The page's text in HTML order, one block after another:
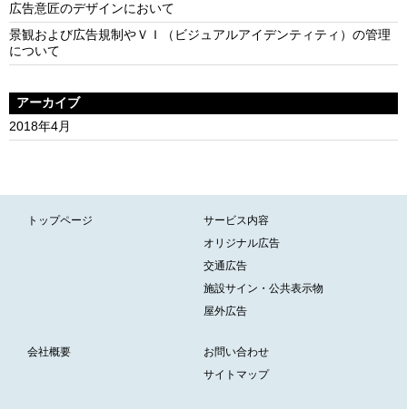
広告意匠のデザインにおいて
景観および広告規制やＶＩ（ビジュアルアイデンティティ）の管理
について
アーカイブ
2018年4月
トップページ
サービス内容
オリジナル広告
交通広告
施設サイン・公共表示物
屋外広告
会社概要
お問い合わせ
サイトマップ